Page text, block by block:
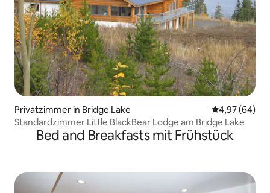
Privatzimmer in Bridge Lake
4,97 (64)
Standardzimmer Little BlackBear Lodge am Bridge Lake
Bed and Breakfasts mit Frühstück